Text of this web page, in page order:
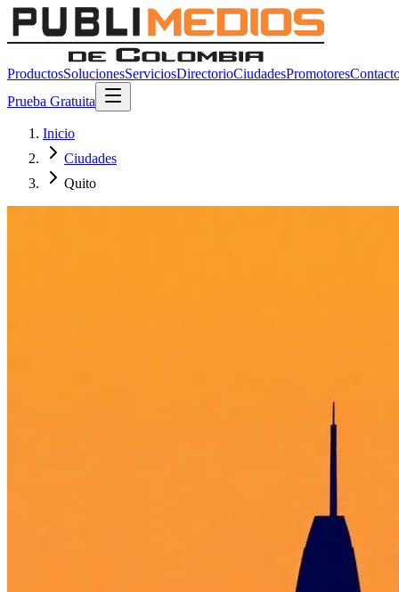
ProductosSolucionesServiciosDirectorioCiudadesPromotores
Prueba Gratuita
Inicio
Ciudades
Quito